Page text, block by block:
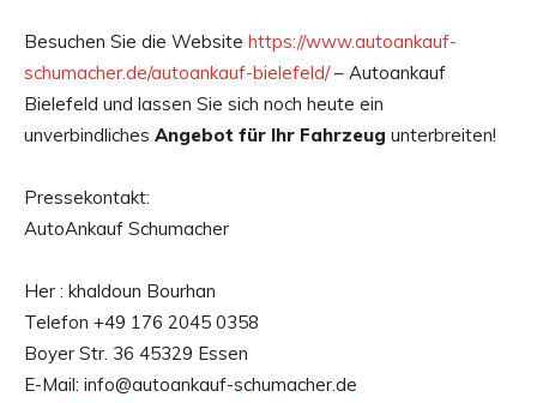
Besuchen Sie die Website https://www.autoankauf-
schumacher.de/autoankauf-bielefeld/– Autoankauf
Bielefeld und lassen Sie sich noch heute ein
unverbindliches Angebot für Ihr Fahrzeug unterbreiten!
Pressekontakt:
AutoAnkauf Schumacher
Her : khaldoun Bourhan
Telefon +49 176 2045 0358
Boyer Str. 36 45329 Essen
E-Mail: info@autoankauf-schumacher.de